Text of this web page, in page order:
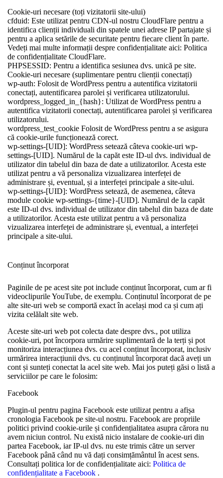
Cookie-uri necesare (toți vizitatorii site-ului)
cfduid: Este utilizat pentru CDN-ul nostru CloudFlare pentru a
identifica clienții individuali din spatele unei adrese IP partajate și
pentru a aplica setările de securitate pentru fiecare client în parte.
Vedeți mai multe informații despre confidențialitate aici: Politica
de confidențialitate CloudFlare.
PHPSESSID: Pentru a identifica sesiunea dvs. unică pe site.
Cookie-uri necesare (suplimentare pentru clienții conectați)
wp-auth: Folosit de WordPress pentru a autentifica vizitatorii
conectați, autentificarea parolei și verificarea utilizatorului.
wordpress_logged_in_{hash}: Utilizat de WordPress pentru a
autentifica vizitatorii conectați, autentificarea parolei și verificarea
utilizatorului.
wordpress_test_cookie Folosit de WordPress pentru a se asigura
că cookie-urile funcționează corect.
wp-settings-[UID]: WordPress setează câteva cookie-uri wp-
settings-[UID]. Numărul de la capăt este ID-ul dvs. individual de
utilizator din tabelul din baza de date a utilizatorilor. Acesta este
utilizat pentru a vă personaliza vizualizarea interfeței de
administrare și, eventual, și a interfeței principale a site-ului.
wp-settings-[UID]: WordPress setează, de asemenea, câteva
module cookie wp-settings-{time}-[UID]. Numărul de la capăt
este ID-ul dvs. individual de utilizator din tabelul din baza de date
a utilizatorilor. Acesta este utilizat pentru a vă personaliza
vizualizarea interfeței de administrare și, eventual, a interfeței
principale a site-ului.
Conținut încorporat
Paginile de pe acest site pot include conținut încorporat, cum ar fi
videoclipurile YouTube, de exemplu. Conținutul încorporat de pe
alte site-uri web se comportă exact în același mod ca și cum ați
vizita celălalt site web.
Aceste site-uri web pot colecta date despre dvs., pot utiliza
cookie-uri, pot încorpora urmărire suplimentară de la terți și pot
monitoriza interacțiunea dvs. cu acel conținut încorporat, inclusiv
urmărirea interacțiunii dvs. cu conținutul încorporat dacă aveți un
cont și sunteți conectat la acel site web. Mai jos puteți găsi o listă a
serviciilor pe care le folosim:
Facebook
Plugin-ul pentru pagina Facebook este utilizat pentru a afișa
cronologia Facebook pe site-ul nostru. Facebook are propriile
politici privind cookie-urile și confidențialitatea asupra cărora nu
avem niciun control. Nu există nicio instalare de cookie-uri din
partea Facebook, iar IP-ul dvs. nu este trimis către un server
Facebook până când nu vă dați consimțământul în acest sens.
Consultați politica lor de confidențialitate aici: Politica de
confidențialitate a Facebook .